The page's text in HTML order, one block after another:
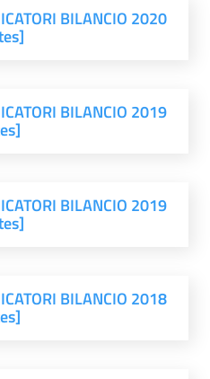
BILANCIO 2020
BILANCIO 2019
BILANCIO 2019
BILANCIO 2018